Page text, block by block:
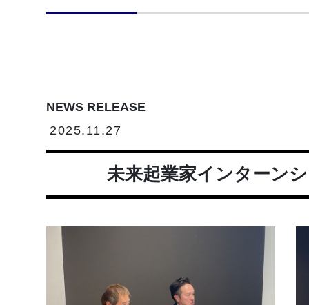
NEWS RELEASE
2025.11.27
未来起業家インターン